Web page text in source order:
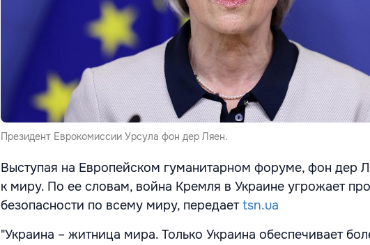
Президент Еврокомиссии Урсула фон дер Ляен.
Выступая на Европейском гуманитарном форуме, фон дер
к миру. По ее словам, война Кремля в Украине угрожает
безопасности по всему миру, передаетtsn.ua
"Украина – житница мира. Только Украина обеспечивает